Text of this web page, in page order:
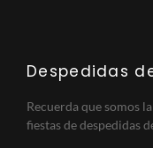
Despedidas
Recuerda que somos
fiestas de despedidas